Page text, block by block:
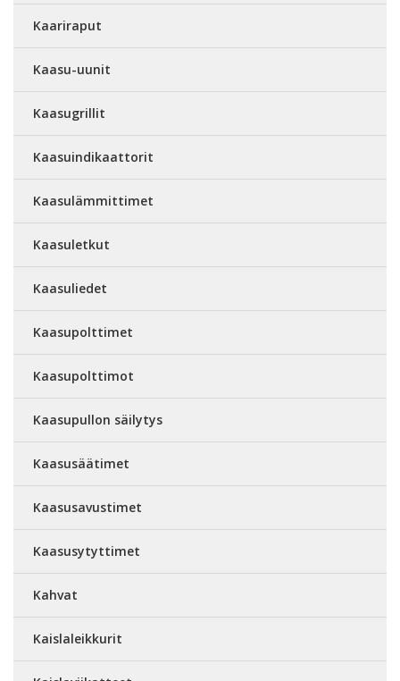
Kaariraput
Kaasu-uunit
Kaasugrillit
Kaasuindikaattorit
Kaasulämmittimet
Kaasuletkut
Kaasuliedet
Kaasupolttimet
Kaasupolttimot
Kaasupullon säilytys
Kaasusäätimet
Kaasusavustimet
Kaasusytyttimet
Kahvat
Kaislaleikkurit